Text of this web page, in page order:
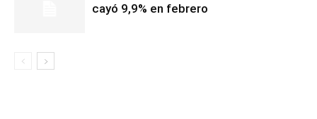
cayó 9,9% en febrero